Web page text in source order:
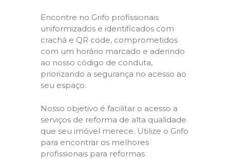
Encontre no Grifo profissionais
uniformizados e identificados com
crachá e QR code, comprometidos
com um horário marcado e aderindo
ao nosso código de conduta,
priorizando a segurança no acesso ao
seu espaço.
Nosso objetivo é facilitar o acesso a
serviços de reforma de alta qualidade
que seu imóvel merece. Utilize o Grifo
para encontrar os melhores
profissionais para reformas